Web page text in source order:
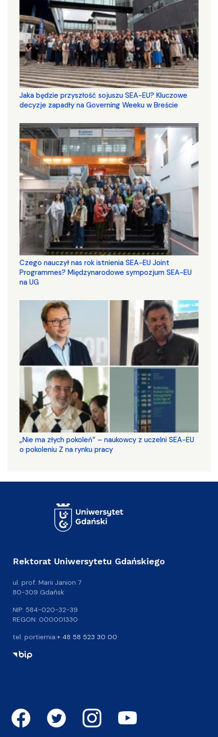
Jaka będzie przyszłość sojuszu SEA-EU? Kluczowe
decyzje zapadły na Governing Weeku w Breście
Czego nauczył nas rok istnienia SEA-EU Joint
Programmes? Międzynarodowe sympozjum SEA-EU
na UG
„Nie ma złych pokoleń” – naukowcy z uczelni SEA-EU
o pokoleniu Z na rynku pracy
Rektorat Uniwersytetu Gdańskiego
ul. prof. Marii Janion 7
80-309 Gdańsk
NIP: 584-020-32-39
REGON: 000001330
tel. portiernia:+ 48 58 523 30 00